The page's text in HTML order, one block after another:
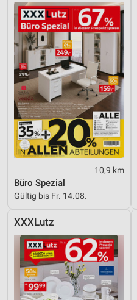
10,9 km
Büro Spezial
Gültig bis Fr. 14.08.
XXXLutz